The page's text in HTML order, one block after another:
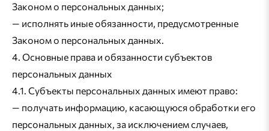
Законом о персональных данных;
— исполнять иные обязанности, предусмотренные
Законом о персональных данных.
4. Основные права и обязанности субъектов
персональных данных
4.1. Субъекты персональных данных имеют право:
— получать информацию, касающуюся обработки его
персональных данных, за исключением случаев,